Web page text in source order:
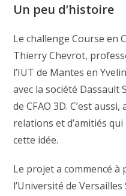
Un peu d’histoire
Le challenge Course en
Thierry Chevrot,
l’IUT de Mantes en
avec la société Dassault
de CFAO 3D. C’est
relations et d’amitiés
cette idée.
Le projet a commencé à
l’Université de